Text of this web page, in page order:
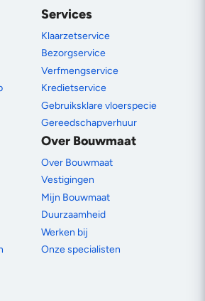
Services
Klaarzetservice
Bezorgservice
Verfmengservice
Kredietservice
Gebruiksklare vloerspecie
Gereedschapverhuur
Over Bouwmaat
Over Bouwmaat
Vestigingen
Mijn Bouwmaat
Duurzaamheid
Werken bij
Onze specialisten